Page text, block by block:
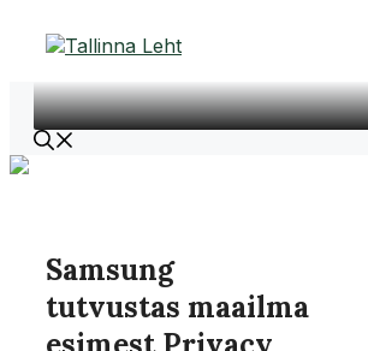
Samsung
tutvustas maailma